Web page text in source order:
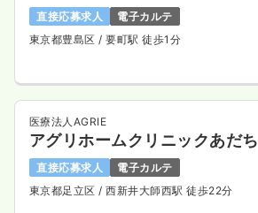
直接応募求人
電子カルテ
東京都豊島区 / 要町駅 徒歩1分
医療法人AGRIE
アグリホームクリニックあだち
直接応募求人
電子カルテ
東京都足立区 / 西新井大師西駅 徒歩22分